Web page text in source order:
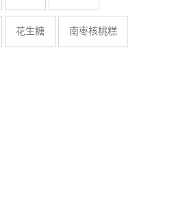
花生糖 南枣核桃糕